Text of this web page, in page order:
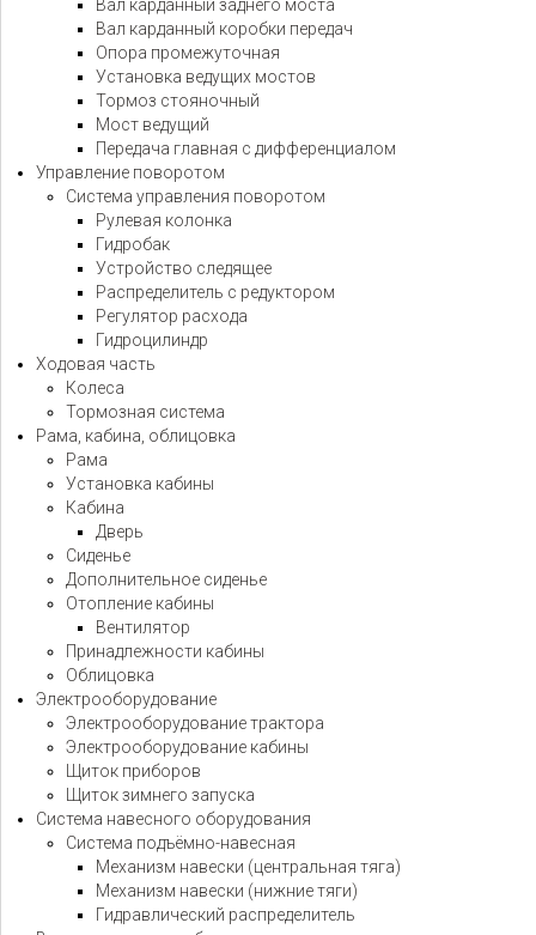
Вал карданный заднего моста
Вал карданный коробки передач
Опора промежуточная
Установка ведущих мостов
Тормоз стояночный
Мост ведущий
Передача главная с дифференциалом
Управление поворотом
Система управления поворотом
Рулевая колонка
Гидробак
Устройство следящее
Распределитель с редуктором
Регулятор расхода
Гидроцилиндр
Ходовая часть
Колеса
Тормозная система
Рама, кабина, облицовка
Рама
Установка кабины
Кабина
Дверь
Сиденье
Дополнительное сиденье
Отопление кабины
Вентилятор
Принадлежности кабины
Облицовка
Электрооборудование
Электрооборудование трактора
Электрооборудование кабины
Щиток приборов
Щиток зимнего запуска
Система навесного оборудования
Система подъёмно-навесная
Механизм навески (центральная тяга)
Механизм навески (нижние тяги)
Гидравлический распределитель